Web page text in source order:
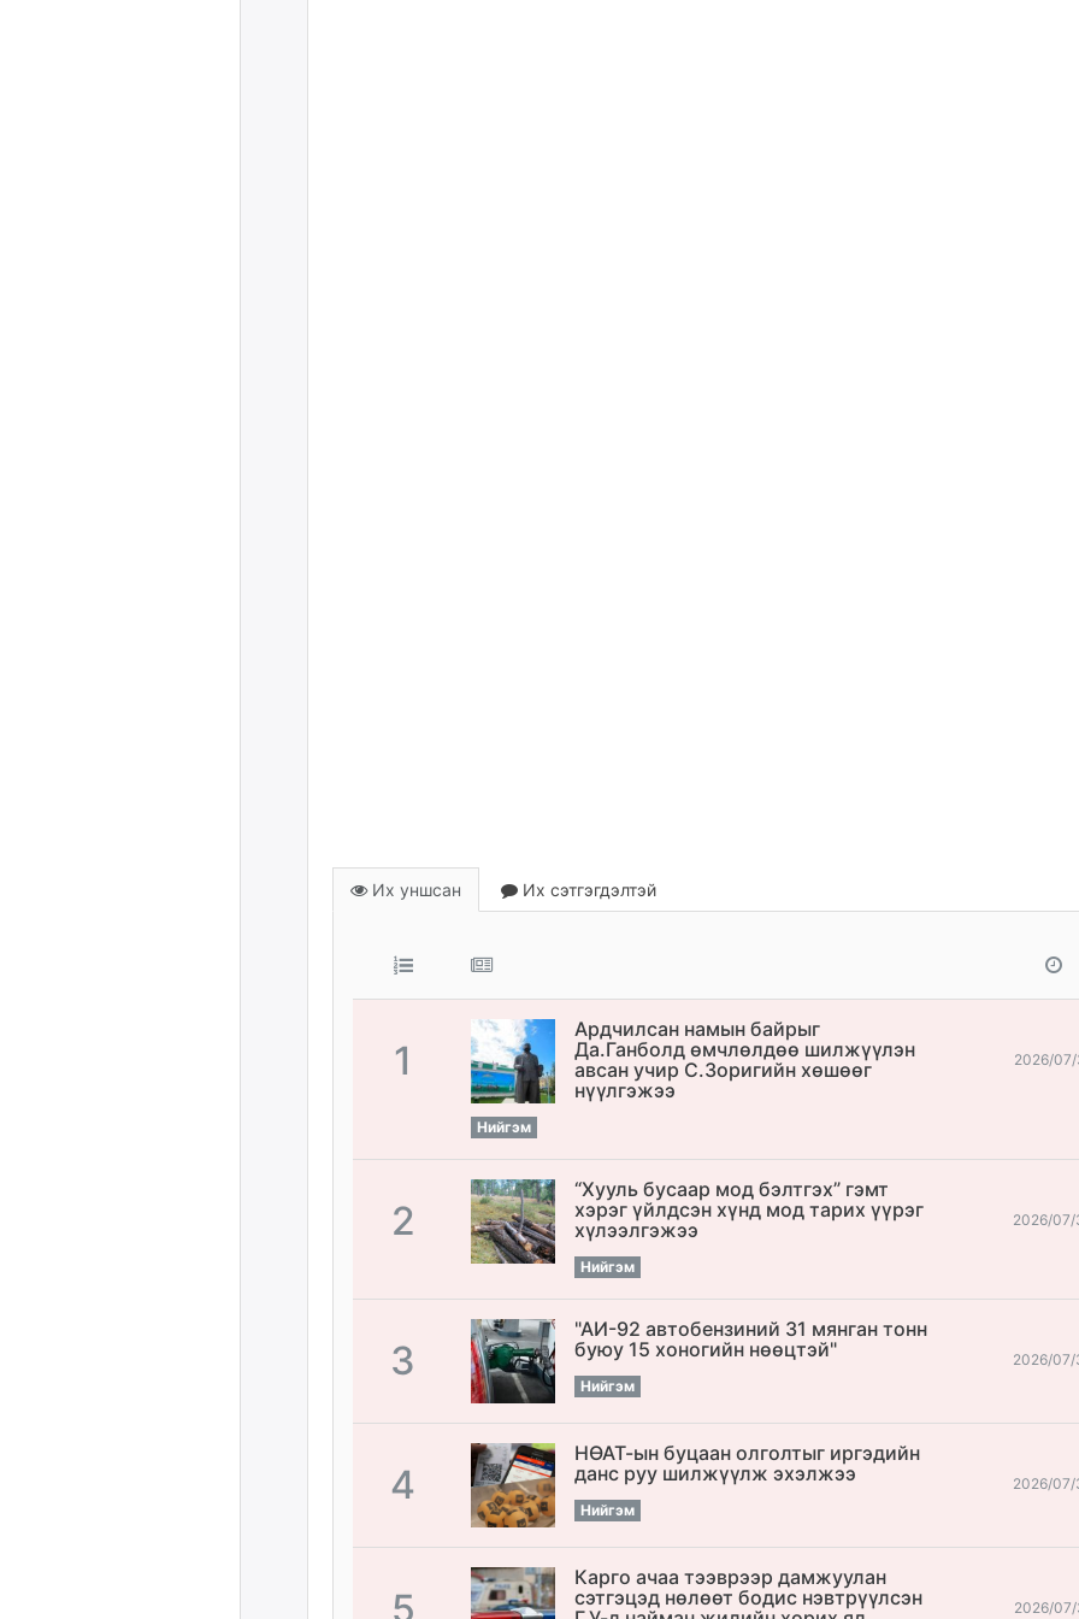
Их уншсан Их сэтгэгдэлтэй
1
Ардчилсан намын байрыг
Да.Ганболд өмчлөлдөө шилжүүлэн
авсан учир С.Зоригийн хөшөөг
нүүлгэжээ
Нийгэм
2026/07/
2
“Хууль бусаар мод бэлтгэх” гэмт
хэрэг үйлдсэн хүнд мод тарих үүрэг
хүлээлгэжээ
Нийгэм
2026/07/
3
"АИ-92 автобензиний 31 мянган тонн
буюу 15 хоногийн нөөцтэй"
Нийгэм
2026/07/
4
НӨАТ-ын буцаан олголтыг иргэдийн
данс руу шилжүүлж эхэлжээ
Нийгэм
2026/07/
5
Карго ачаа тээврээр дамжуулан
сэтгэцэд нөлөөт бодис нэвтрүүлсэн
2026/07/